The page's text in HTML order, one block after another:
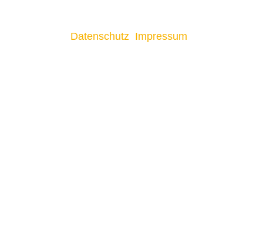
Datenschutz Impressum